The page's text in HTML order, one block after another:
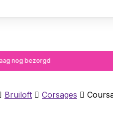
nog bezorgd
Bruiloft Corsages